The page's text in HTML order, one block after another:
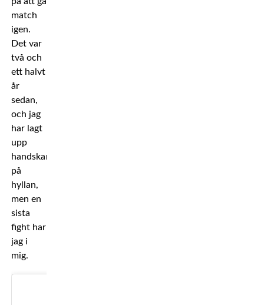
match
igen.
Det var
två och
ett halvt
år
sedan,
och jag
har lagt
upp
handskarna
på
hyllan,
men en
sista
fight har
jag i
mig.